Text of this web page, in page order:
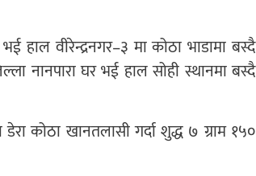
हाल वीरेन्द्रनगर–३ मा कोठा भाडामा बस्दै
नानपारा घर भई हाल सोही स्थानमा बस्दै
कोठा खानतलासी गर्दा शुद्ध ७ ग्राम १५०